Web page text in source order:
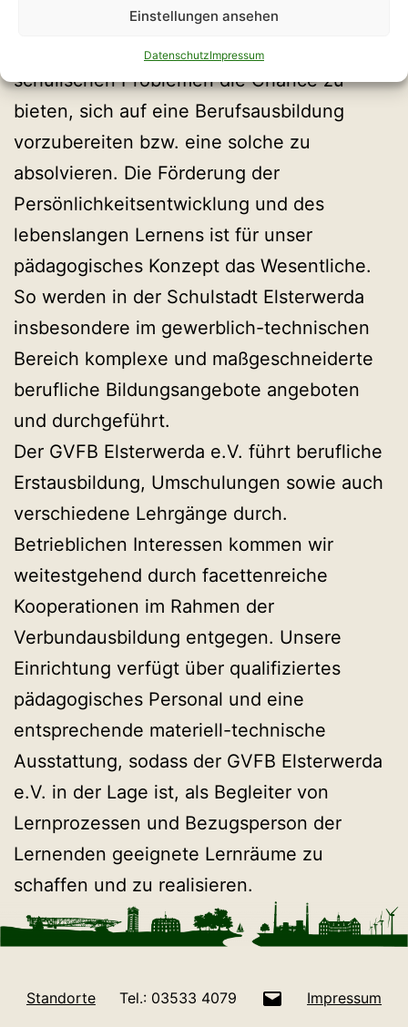
Einstellungen ansehen
DatenschutzImpressum
benachteiligten bzw. lernbehinderten
Jugendlichen mit familiären und/oder
schulischen Problemen die Chance zu
bieten, sich auf eine Berufsausbildung
vorzubereiten bzw. eine solche zu
absolvieren. Die Förderung der
Persönlichkeitsentwicklung und des
lebenslangen Lernens ist für unser
pädagogisches Konzept das Wesentliche.
So werden in der Schulstadt Elsterwerda
insbesondere im gewerblich-technischen
Bereich komplexe und maßgeschneiderte
berufliche Bildungsangebote angeboten
und durchgeführt.
Der GVFB Elsterwerda e.V. führt berufliche
Erstausbildung, Umschulungen sowie auch
verschiedene Lehrgänge durch.
Betrieblichen Interessen kommen wir
weitestgehend durch facettenreiche
Kooperationen im Rahmen der
Verbundausbildung entgegen. Unsere
Einrichtung verfügt über qualifiziertes
pädagogisches Personal und eine
entsprechende materiell-technische
Ausstattung, sodass der GVFB Elsterwerda
e.V. in der Lage ist, als Begleiter von
Lernprozessen und Bezugsperson der
Lernenden geeignete Lernräume zu
schaffen und zu realisieren.
Standorte Tel.: 03533 4079 Impressum